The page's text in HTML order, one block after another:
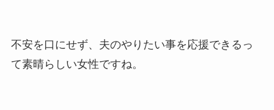
不安を口にせず、夫のやりたい事を応援できるっ
て素晴らしい女性ですね。